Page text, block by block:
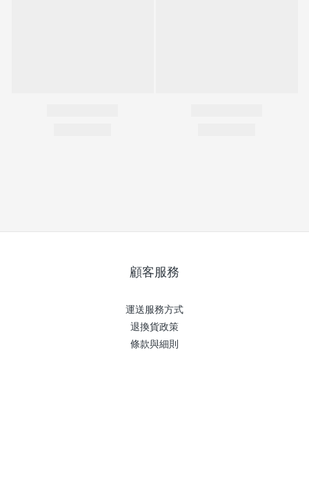
顧客服務
運送服務方式
退換貨政策
條款與細則